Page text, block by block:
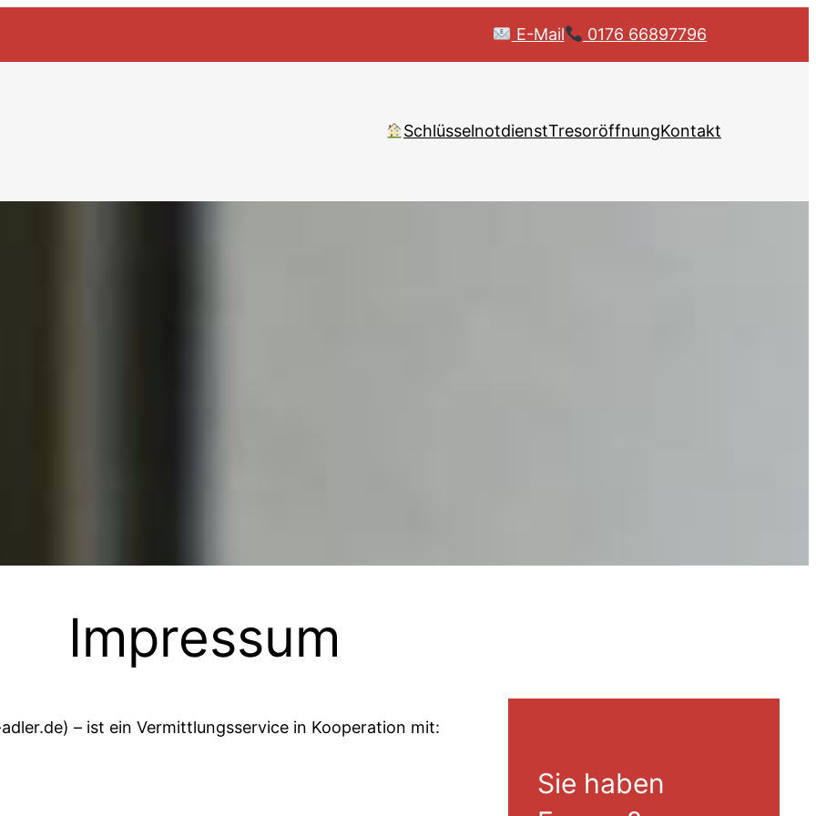
E-Mail 0176 66897796
SchlüsselnotdienstTresoröffnungKontakt
Impressum
– ist ein Vermittlungsservice in Kooperation mit:
Sie haben